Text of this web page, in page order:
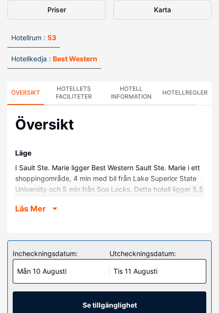
Priser Karta
Hotellrum : 53
Hotellkedja : Best Western
ÖVERSIKT
HOTELLETS
FACILITETER
HOTELL
INFORMATION
HOTELLREGLER
Översikt
Läge
I Sault Ste. Marie ligger Best Western Sault Ste. Marie i ett
shoppingområde, 4 min med bil från Lake Superior State
University och 5 min från Soo Locks. Detta hotell ligger 5,5
Valley Camp.
Känn dig som hemma i ett av de 53 rummen med kylskåp
och mikrovågsugn. Gratis wi-fi ser till att du kan hålla dig
uppkopplad, och en 42-tums LCD-tv med kabelkanaler
erbjuder all underhållning du behöver. Privat badrum med
badkar/dusch, gratis toalettartiklar och hårtorkar. På
rummet finns laptopanpassade värdeförvaringsskåp och
skrivbord. Städning erbjuds på begäran.
Läs Mer
Incheckningsdatum:
Mån 10 Augusti
Utcheckningsdatum:
Tis 11 Augusti
Se tillgänglighet